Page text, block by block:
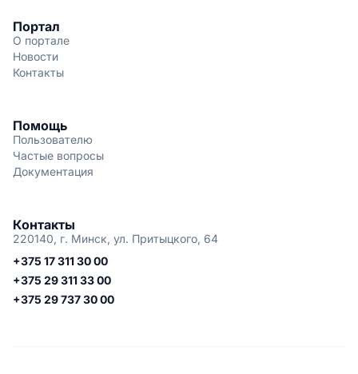
Портал
О портале
Новости
Контакты
Помощь
Пользователю
Частые вопросы
Документация
Контакты
220140, г. Минск, ул. Притыцкого, 64
+375 17 311 30 00
+375 29 311 33 00
+375 29 737 30 00